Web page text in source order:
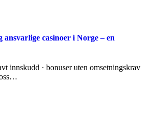
ansvarlige casinoer i Norge – en
innskudd · bonuser uten omsetningskrav